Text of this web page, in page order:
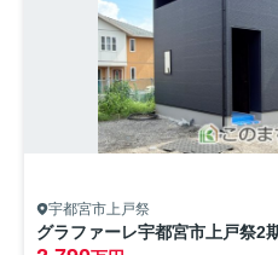
宇都宮市上戸祭
グラファーレ宇都宮市上戸祭2